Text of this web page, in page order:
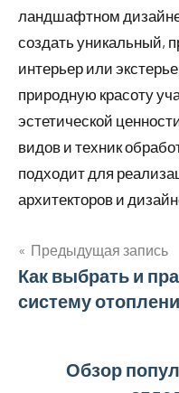
ландшафтном
создать уникальный,
интерьер или
природную красоту
эстетической
видов и техник
подходит для
архитекторов и
Навигация
по
Предыдущая запись
Как выбрать и
систему
Обзор